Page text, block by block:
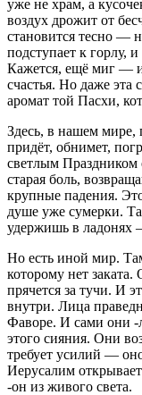
уже не храм, а
воздух дрожит от
становится тесно —
подступает к горлу,
Кажется, ещё миг — и
счастья. Но даже эта
аромат той Пасхи,
Здесь, в нашем мире,
придёт, обнимет,
светлым Праздником
старая боль,
крупные падения.
душе уже сумерки.
удержишь в ладонях
Но есть иной мир.
которому нет заката.
прячется за тучи. И
внутри. Лица
Фаворе. И сами они -
этого сияния. Они
требует усилий —
Иерусалим
-он из живого света.